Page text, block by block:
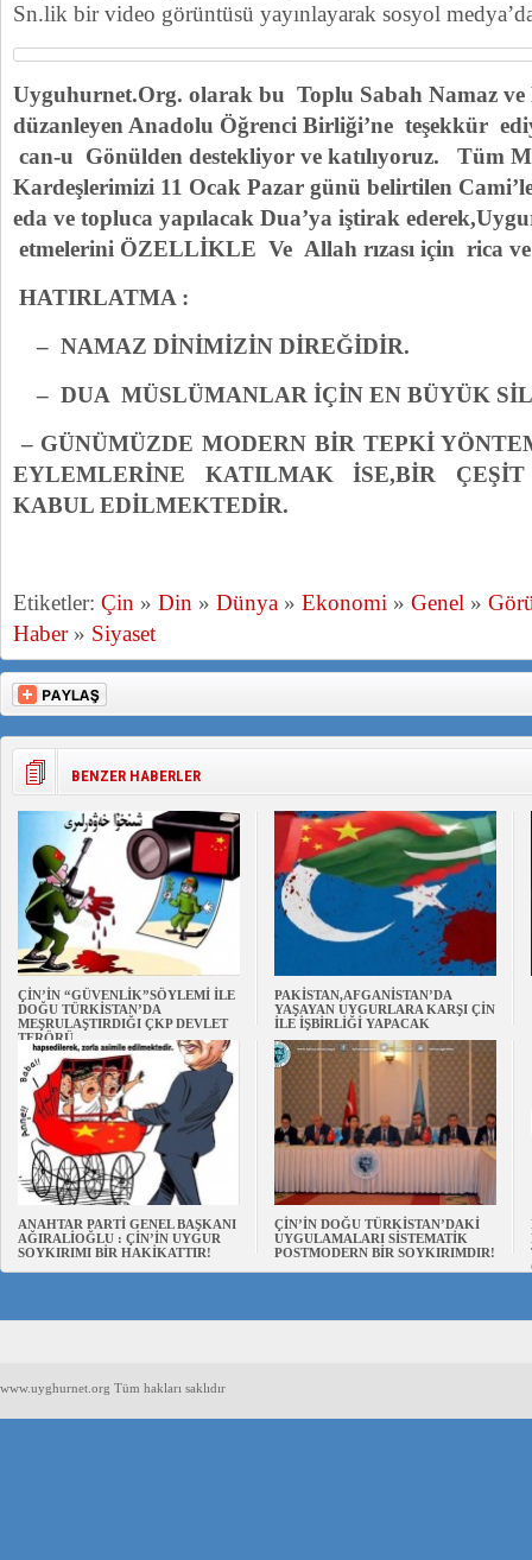
Sn.lik bir video görüntüsü yayınlayarak sosyol
Uyguhurnet.Org. olarak bu Toplu Sabah Namaz ve
düzanleyen Anadolu Öğrenci Birliği’ne teşekkür
can-u Gönülden destekliyor ve katılıyoruz. Tüm
Kardeşlerimizi 11 Ocak Pazar günü belirtilen
eda ve topluca yapılacak Dua’ya iştirak
etmelerini ÖZELLİKLE Ve Allah rızası için rica
HATIRLATMA :
– NAMAZ DİNİMİZİN DİREĞİDİR.
– DUA MÜSLÜMANLAR İÇİN EN BÜYÜK
– GÜNÜMÜZDE MODERN BİR TEPKİ
EYLEMLERİNE KATILMAK İSE,BİR
KABUL EDİLMEKTEDİR.
Etiketler: Çin » Din » Dünya » Ekonomi » Genel »
Haber» Siyaset
BENZER HABERLER
ÇİN’İN “GÜVENLİK”SÖYLEMİ İLE
DOĞU TÜRKİSTAN’DA
MEŞRULAŞTIRDIĞI ÇKP DEVLET
TERÖRÜ
PAKİSTAN,AFGANİSTAN’DA
YAŞAYAN UYGURLARA KARŞI ÇİN
İLE İŞBİRLİĞİ YAPACAK
ANAHTAR PARTİ GENEL BAŞKANI
AĞIRALİOĞLU : ÇİN’İN UYGUR
SOYKIRIMI BİR HAKİKATTIR!
ÇİN’İN DOĞU TÜRKİSTAN’DAKİ
UYGULAMALARI SİSTEMATİK
POSTMODERN BİR SOYKIRIMDIR!
www.uyghurnet.org Tüm hakları saklıdır